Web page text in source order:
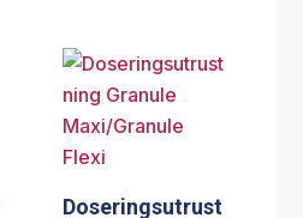
Doseringsutrust